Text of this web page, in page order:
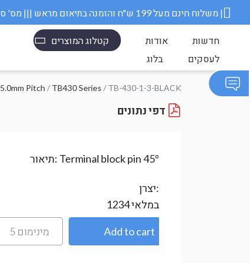
משלוח חינם מעל 199 ש״ח והזמנה בתיאום מראש ||| מס' ספק משרד הבטחון 11006845 |
קטלוג המוצרים אודות
חדשות
בלוג
לעסקים
5.0mm Pitch / TB430 Series / TB-430-1-3-BLACK
תיאור: Terminal block pin 45º
יצרן:
1234במלאי